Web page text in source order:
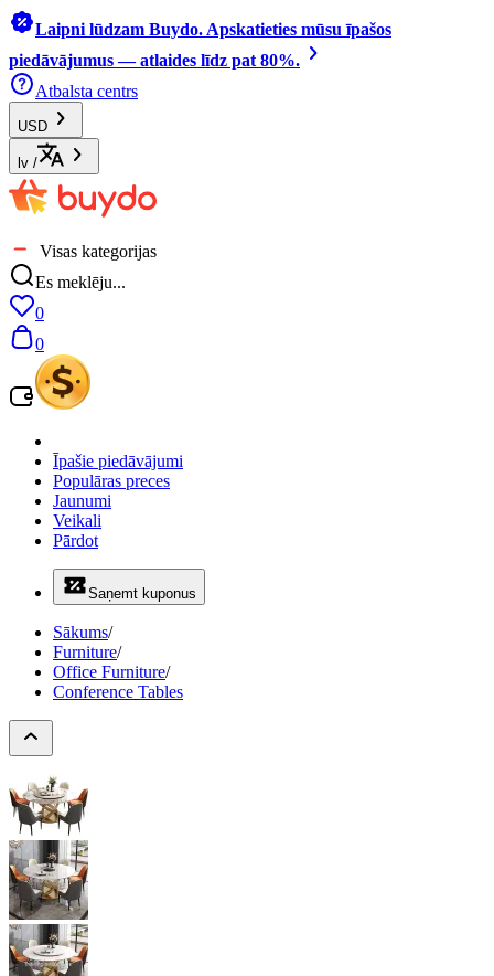
Laipni lūdzam Buydo. Apskatieties mūsu īpašos
piedāvājumus — atlaides līdz pat 80%.
Atbalsta centrs
USD
lv /
Visas kategorijas
Es meklēju...
0
0
Īpašie piedāvājumi
Populāras preces
Jaunumi
Veikali
Pārdot
Saņemt kuponus
Sākums/
Furniture/
Office Furniture/
Conference Tables